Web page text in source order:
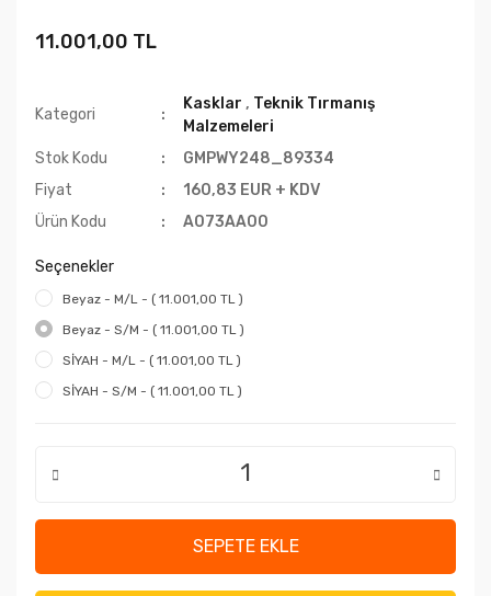
11.001,00 TL
Kategori
Kasklar , Teknik Tırmanış
Malzemeleri
Stok Kodu
GMPWY248_89334
Fiyat
160,83 EUR + KDV
Ürün Kodu
A073AA00
Seçenekler
Beyaz - M/L - ( 11.001,00 TL )
Beyaz - S/M - ( 11.001,00 TL )
SİYAH - M/L - ( 11.001,00 TL )
SİYAH - S/M - ( 11.001,00 TL )
SEPETE EKLE